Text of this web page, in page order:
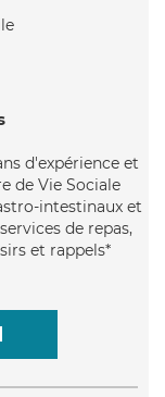
d'expérience et
de Vie Sociale
intestinaux et
de repas,
et rappels*